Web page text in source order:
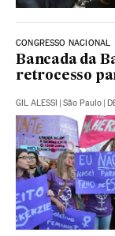
CONGRESSO NACIONAL
Bancada da
retrocesso
GIL ALESSI | São Paulo |